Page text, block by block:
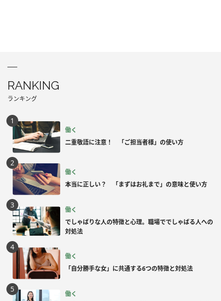
RANKING
ランキング
働く
二重敬語に注意！ 「ご担当者様」の使い方
働く
本当に正しい？ 「まずはお礼まで」の意味と使い方
働く
でしゃばりな人の特徴と心理。職場ででしゃばる人への
対処法
働く
「自分勝手な女」に共通する6つの特徴と対処法
働く